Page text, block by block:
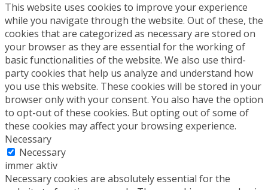
This website uses cookies to improve your experience
while you navigate through the website. Out of these, the
cookies that are categorized as necessary are stored on
your browser as they are essential for the working of
basic functionalities of the website. We also use third-
party cookies that help us analyze and understand how
you use this website. These cookies will be stored in your
browser only with your consent. You also have the option
to opt-out of these cookies. But opting out of some of
these cookies may affect your browsing experience.
Necessary
Necessary
immer aktiv
Necessary cookies are absolutely essential for the